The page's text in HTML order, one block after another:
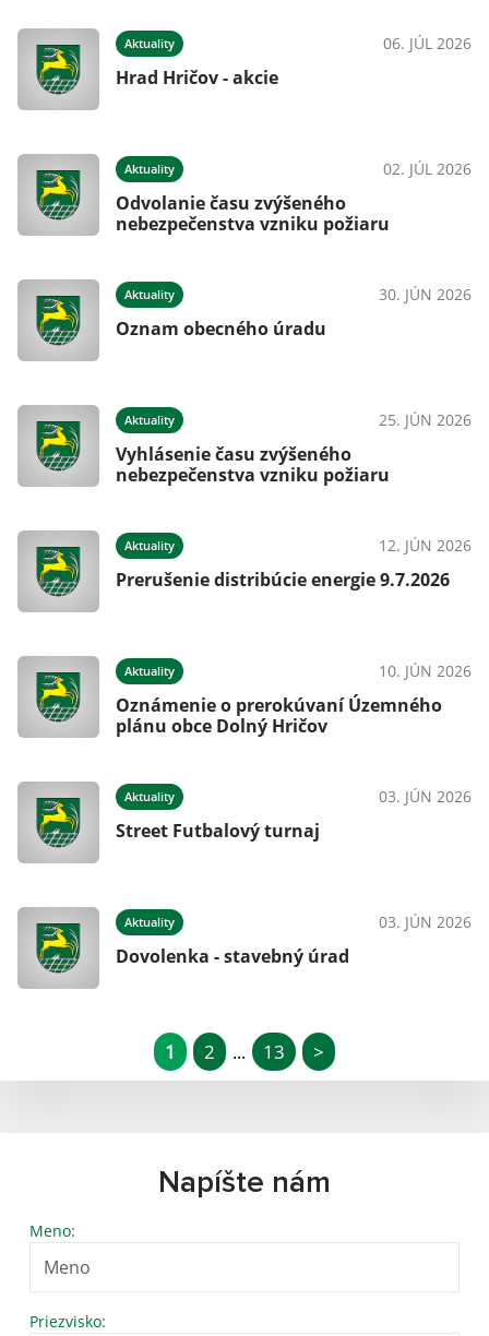
Aktuality 06. JÚL 2026
Hrad Hričov - akcie
Aktuality 02. JÚL 2026
Odvolanie času zvýšeného
nebezpečenstva vzniku požiaru
Aktuality 30. JÚN 2026
Oznam obecného úradu
Aktuality 25. JÚN 2026
Vyhlásenie času zvýšeného
nebezpečenstva vzniku požiaru
Aktuality 12. JÚN 2026
Prerušenie distribúcie energie 9.7.2026
Aktuality 10. JÚN 2026
Oznámenie o prerokúvaní Územného
plánu obce Dolný Hričov
Aktuality 03. JÚN 2026
Street Futbalový turnaj
Aktuality 03. JÚN 2026
Dovolenka - stavebný úrad
1 2 ... 13 >
Napíšte nám
Meno:
Priezvisko: